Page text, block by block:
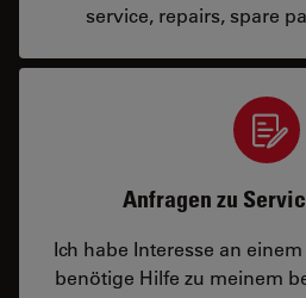
service, repairs, spare
Anfragen zu
Ich habe Interesse an
benötige Hilfe zu meinem